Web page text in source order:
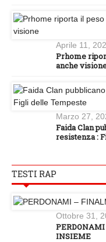
Aprile 11,
Prhome
anche
Marzo 27,
Faida Clan
resistenza :
TESTI RAP
Ottobre 31,
INSIEME